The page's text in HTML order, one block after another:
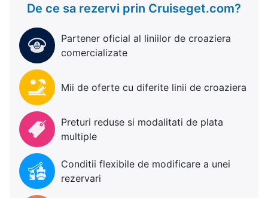
De ce sa rezervi prin Cruiseget.com?
Partener oficial al liniilor de croaziera
comercializate
Mii de oferte cu diferite linii de croaziera
Preturi reduse si modalitati de plata
multiple
Conditii flexibile de modificare a unei
rezervari